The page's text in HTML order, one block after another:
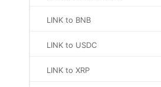
LINK to BNB
LINK to USDC
LINK to XRP